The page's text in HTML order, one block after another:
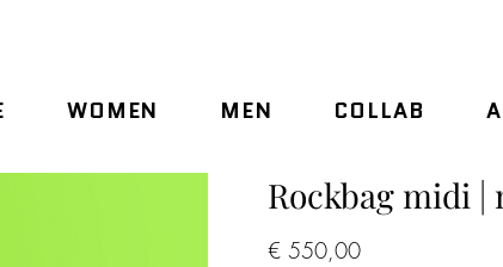
WOMEN MEN COLLAB
Rockbag midi
€ 550,00